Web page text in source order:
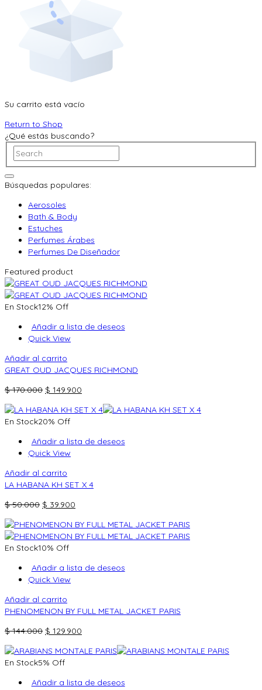
Su carrito está vacío
Return to Shop
¿Qué estás buscando?
Búsquedas populares:
Aerosoles
Bath & Body
Estuches
Perfumes Árabes
Perfumes De Diseñador
Featured product
En Stock12% Off
Añadir a lista de deseos
Quick View
Añadir al carrito
GREAT OUD JACQUES RICHMOND
$170.000 El
original
era:
$ 170.000.
$ 149.900
actual
$ 149.900.
En Stock20% Off
Añadir a lista de deseos
Quick View
Añadir al carrito
LA HABANA KH SET X 4
$50.000 El
original
era:
$ 50.000.
$ 39.900
actual
es:
En Stock10% Off
Añadir a lista de deseos
Quick View
Añadir al carrito
PHENOMENON BY FULL METAL JACKET PARIS
$144.000 El
original
era:
$ 144.000.
$ 129.900
actual
$ 129.900.
En Stock5% Off
Añadir a lista de deseos